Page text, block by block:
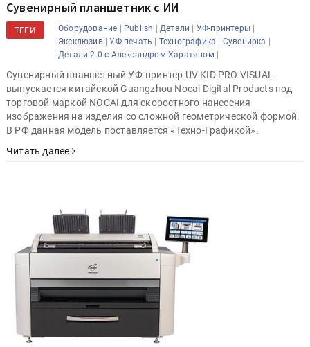
Сувенирный планшетник с ИИ
ТЕГИ Оборудование | Publish | Детали | УФ-принтеры |
Эксклюзив|УФ-печать | Технографика | Сувенирка |
Детали 2.0 с Александром Харатяном |
Сувенирный планшетный УФ-принтер UV KID PRO VISUAL
выпускается китайской Guangzhou Nocai Digital Products под
торговой маркой NOCAI для скоростного нанесения
изображения на изделия со сложной геометрической формой.
В РФ данная модель поставляется «Техно-Графикой».
Читать далее